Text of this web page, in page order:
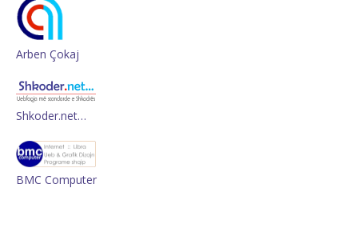
Arben Çokaj
Shkoder.net…
BMC Computer